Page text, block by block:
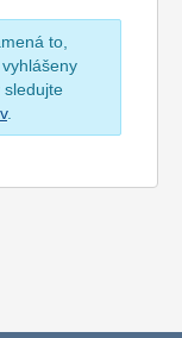
to,
sledujte
.